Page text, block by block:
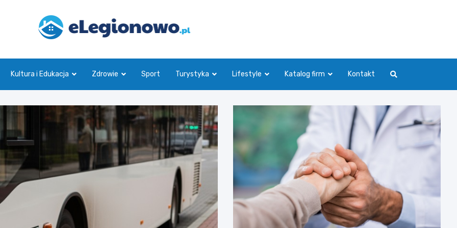
eLegionowo.pl
Kultura i Edukacja Zdrowie Sport Turystyka Lifestyle Katalog firm Kontakt